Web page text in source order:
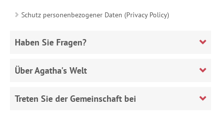
Schutz personenbezogener Daten (Privacy Policy)
Haben Sie Fragen?
Über Agatha's Welt
Treten Sie der Gemeinschaft bei